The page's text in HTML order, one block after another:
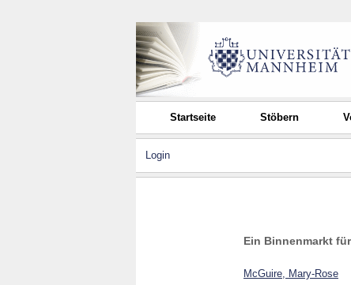
Startseite Stöbern
Login
Ein Binnenmarkt
McGuire, Mary-Rose